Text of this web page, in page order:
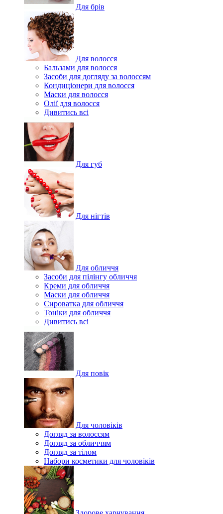
Для брів
Для волосся
Бальзами для волосся
Засоби для догляду за волоссям
Кондиціонери для волосся
Маски для волосся
Олії для волосся
Дивитись всі
Для губ
Для нігтів
Для обличчя
Засоби для пілінгу обличчя
Креми для обличчя
Маски для обличчя
Сироватка для обличчя
Тоніки для обличчя
Дивитись всі
Для повік
Для чоловіків
Догляд за волоссям
Догляд за обличчям
Догляд за тілом
Набори косметики для чоловіків